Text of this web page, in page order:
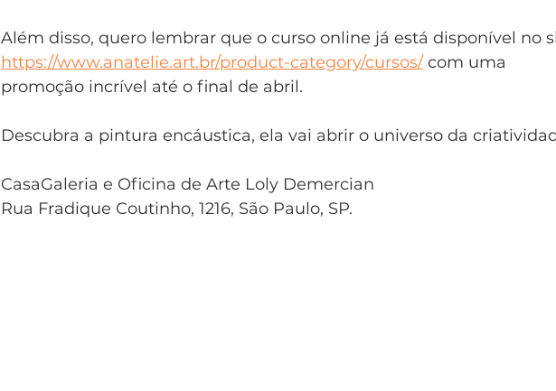
Além disso, quero lembrar que o curso online já está disponível no
https://www.anatelie.art.br/product-category/cursos/ com uma
promoção incrível até o final de abril.
Descubra a pintura encáustica, ela vai abrir o universo da
CasaGaleria e Oficina de Arte Loly Demercian
Rua Fradique Coutinho, 1216, São Paulo, SP.